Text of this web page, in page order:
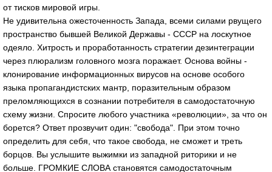
от тисков мировой игры.
Не удивительна ожесточенность Запада, всеми силами рвущего
пространство бывшей Великой Державы - СССР на лоскутное
одеяло. Хитрость и проработанность стратегии дезинтеграции
через плюрализм головного мозга поражает. Основа войны -
клонирование информационных вирусов на основе особого
языка пропагандистских мантр, поразительным образом
преломляющихся в сознании потребителя в самодостаточную
схему жизни. Спросите любого участника «революции», за что он
борется? Ответ прозвучит один: "свобода". При этом точно
определить для себя, что такое свобода, не сможет и треть
борцов. Вы услышите выжимки из западной риторики и не
больше. ГРОМКИЕ СЛОВА становятся самодостаточным